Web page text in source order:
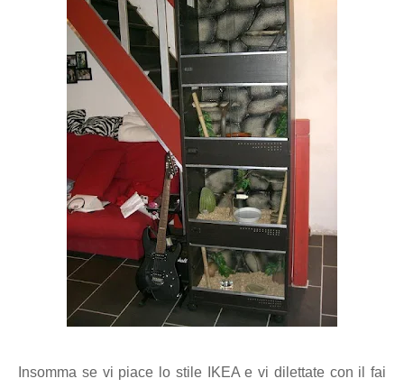
Insomma se vi piace lo stile IKEA e vi dilettate con il fai